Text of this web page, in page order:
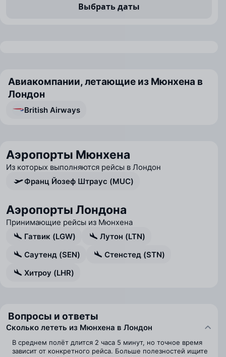
Выбрать даты
Авиакомпании, летающие из Мюнхена в
Лондон
British Airways
Аэропорты Мюнхена
Из которых выполняются рейсы в Лондон
Франц Йозеф Штраус (MUC)
Аэропорты Лондона
Принимающие рейсы из Мюнхена
Гатвик (LGW)
Лутон (LTN)
Саутенд (SEN)
Стенстед (STN)
Хитроу (LHR)
Вопросы и ответы
Сколько лететь из Мюнхена в Лондон
В среднем полёт длится 2 часа 5 минут, но точное время
зависит от конкретного рейса. Больше полезностей ищите